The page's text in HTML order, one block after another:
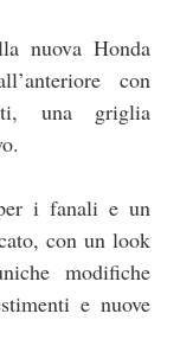
nuova Honda
con
una griglia
i fanali e un
con un look
modifiche
e nuove